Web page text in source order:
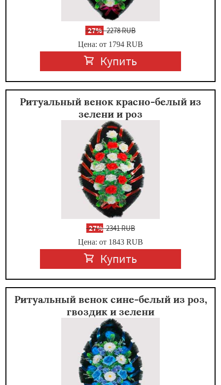
-27%2278 RUB
Цена: от 1794 RUB
Купить
Ритуальный венок красно-белый из
зелени и роз
-27%2341 RUB
Цена: от 1843 RUB
Купить
Ритуальный венок сине-белый из роз,
гвоздик и зелени